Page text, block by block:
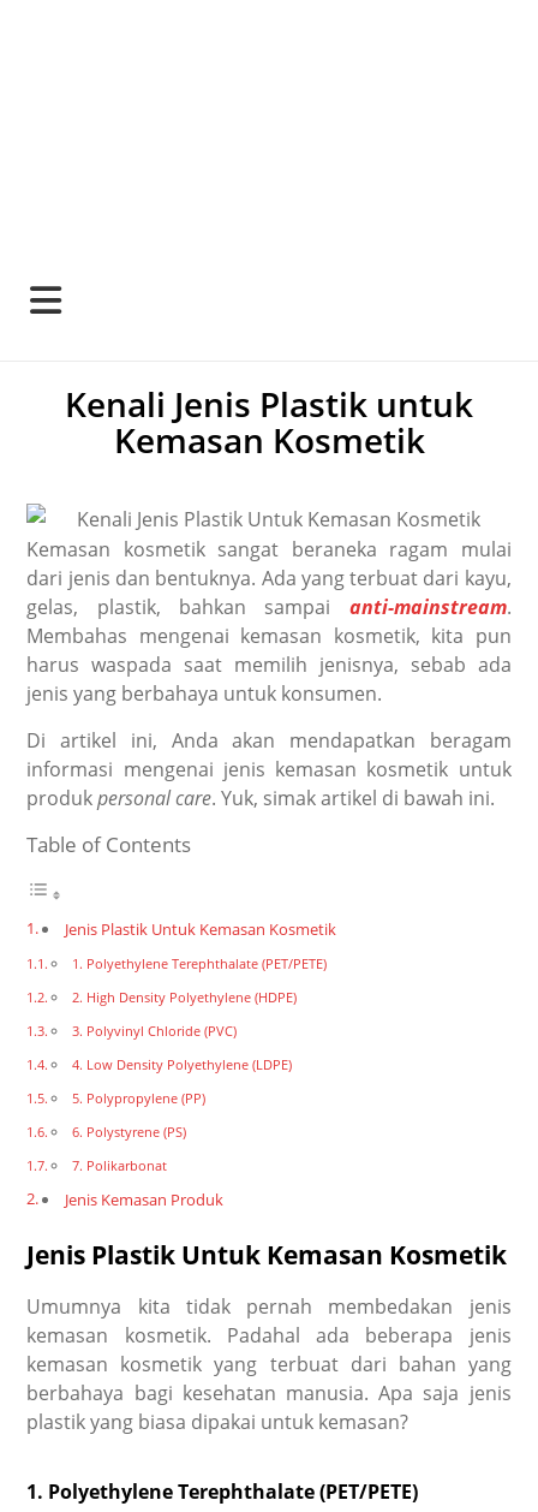
Kenali Jenis Plastik untuk
Kemasan Kosmetik
Kemasan kosmetik sangat beraneka ragam mulai
dari jenis dan bentuknya. Ada yang terbuat dari kayu,
gelas, plastik, bahkan sampai anti-mainstream.
Membahas mengenai kemasan kosmetik, kita pun
harus waspada saat memilih jenisnya, sebab ada
jenis yang berbahaya untuk konsumen.
Di artikel ini, Anda akan mendapatkan beragam
informasi mengenai jenis kemasan kosmetik untuk
produkpersonal care. Yuk, simak artikel di bawah ini.
Table of Contents
Jenis Plastik Untuk Kemasan Kosmetik
1. Polyethylene Terephthalate (PET/PETE)
2. High Density Polyethylene (HDPE)
3. Polyvinyl Chloride (PVC)
4. Low Density Polyethylene (LDPE)
5. Polypropylene (PP)
6. Polystyrene (PS)
7. Polikarbonat
Jenis Kemasan Produk
Jenis Plastik Untuk Kemasan Kosmetik
Umumnya kita tidak pernah membedakan jenis
kemasan kosmetik. Padahal ada beberapa jenis
kemasan kosmetik yang terbuat dari bahan yang
berbahaya bagi kesehatan manusia. Apa saja jenis
plastik yang biasa dipakai untuk kemasan?
1. Polyethylene Terephthalate (PET/PETE)